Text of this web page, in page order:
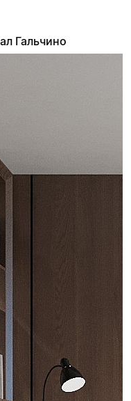
Гальчино